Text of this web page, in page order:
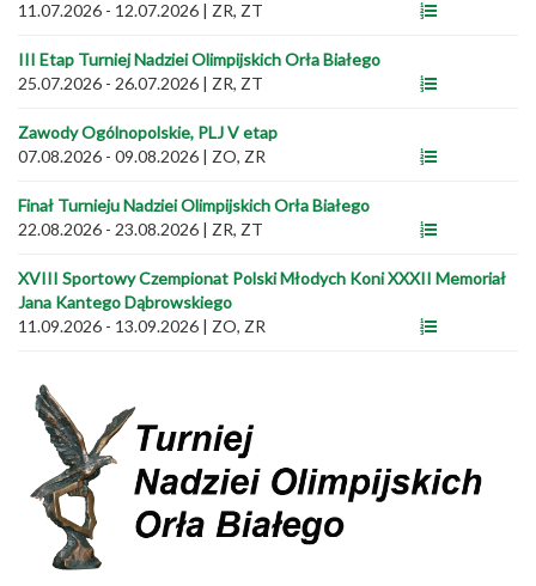
11.07.2026 - 12.07.2026 | ZR, ZT
III Etap Turniej Nadziei Olimpijskich Orła Białego
25.07.2026 - 26.07.2026 | ZR, ZT
Zawody Ogólnopolskie, PLJ V etap
07.08.2026 - 09.08.2026 | ZO, ZR
Finał Turnieju Nadziei Olimpijskich Orła Białego
22.08.2026 - 23.08.2026 | ZR, ZT
XVIII Sportowy Czempionat Polski Młodych Koni XXXII Memoriał
Jana Kantego Dąbrowskiego
11.09.2026 - 13.09.2026 | ZO, ZR